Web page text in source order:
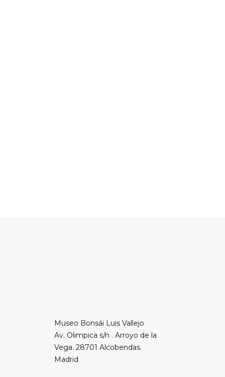
Museo Bonsái Luis Vallejo
Av. Olimpica s/n . Arroyo de la
Vega. 28701 Alcobendas.
Madrid